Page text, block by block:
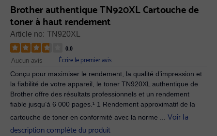
Brother authentique TN920XL Cartouche de
toner à haut rendement
Article no: TN920XL
0.0
Aucun avis Écrire le premier avis
Conçu pour maximiser le rendement, la qualité d’impression et
la fiabilité de votre appareil, le toner TN920XL authentique de
Brother offre des résultats professionnels et un rendement
fiable jusqu’à 6 000 pages.¹ 1 Rendement approximatif de la
cartouche de toner en conformité avec la norme ...Voir la
description complète du produit